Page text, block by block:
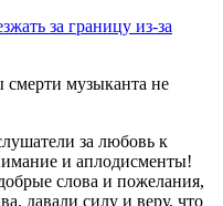
за границу из-за
музыканта не
за любовь к
и аплодисменты!
слова и пожелания,
давали силу и веру, что